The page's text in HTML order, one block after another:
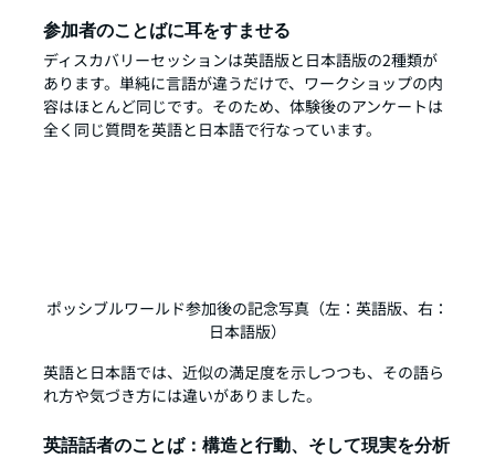
参加者のことばに耳をすませる
ディスカバリーセッションは英語版と日本語版の2種類が
あります。単純に言語が違うだけで、ワークショップの内
容はほとんど同じです。そのため、体験後のアンケートは
全く同じ質問を英語と日本語で行なっています。
ポッシブルワールド参加後の記念写真（左：英語版、右：
日本語版）
英語と日本語では、近似の満足度を示しつつも、その語ら
れ方や気づき方には違いがありました。
英語話者のことば：構造と行動、そして現実を分析